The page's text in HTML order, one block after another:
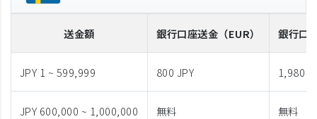
送金額 銀行口座送金 （EUR） 銀行口
JPY 1 ~ 599,999 800 JPY 1,980
JPY 600,000 ~ 1,000,000 無料 無料